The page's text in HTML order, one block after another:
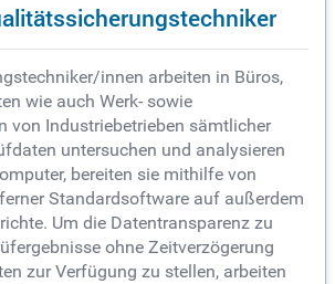
innen arbeiten in Büros,
wie auch Werk- sowie
von Industriebetrieben sämtlicher
untersuchen und analysieren
bereiten sie mithilfe von
Standardsoftware auf außerdem
Um die Datentransparenz zu
ohne Zeitverzögerung
zur Verfügung zu stellen, arbeiten